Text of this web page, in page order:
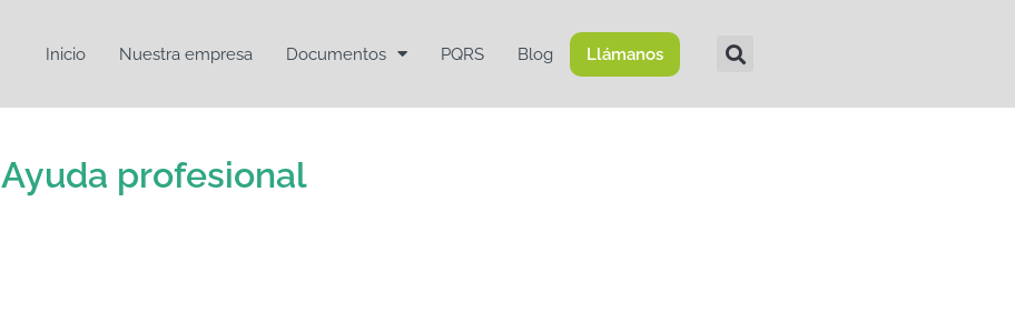
Inicio Nuestra empresa Documentos PQRS Blog Llámanos
Ayuda profesional